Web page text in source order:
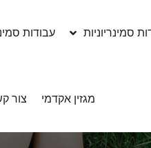
סמינריוניות עבודות
מגזין אקדמי צור